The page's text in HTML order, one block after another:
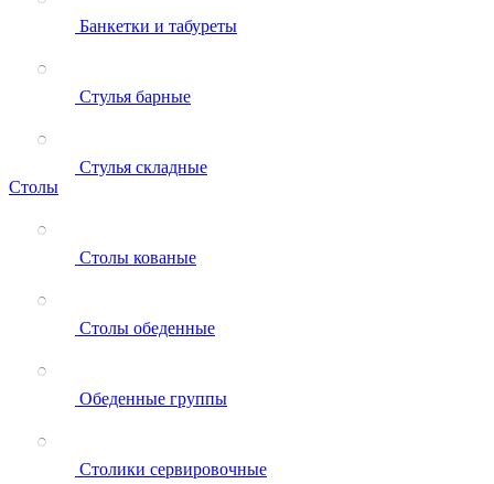
Банкетки и табуреты
Стулья барные
Стулья складные
Столы
Столы кованые
Столы обеденные
Обеденные группы
Столики сервировочные